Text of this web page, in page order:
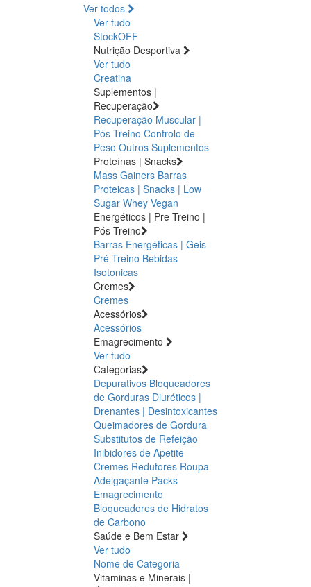
Ver todos
Ver tudo
StockOFF
Nutrição Desportiva
Ver tudo
Creatina
Suplementos |
Recuperação
Recuperação Muscular |
Pós Treino Controlo de
Peso Outros Suplementos
Proteínas | Snacks
Mass Gainers Barras
Proteicas | Snacks | Low
Sugar Whey Vegan
Energéticos | Pre Treino |
Pós Treino
Barras Energéticas | Geis
Pré Treino Bebidas
Isotonicas
Cremes
Cremes
Acessórios
Acessórios
Emagrecimento
Ver tudo
Categorias
Depurativos Bloqueadores
de Gorduras Diuréticos |
Drenantes | Desintoxicantes
Queimadores de Gordura
Substitutos de Refeição
Inibidores de Apetite
Cremes Redutores Roupa
Adelgaçante Packs
Emagrecimento
Bloqueadores de Hidratos
de Carbono
Saúde e Bem Estar
Ver tudo
Nome de Categoria
Vitaminas e Minerais |